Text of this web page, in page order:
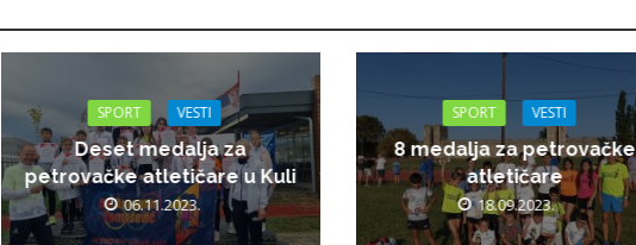
SPORT VESTI
Deset medalja za
petrovačke atletičare u Kuli
06.11.2023.
SPORT VESTI
8 medalja za petrovačke
atletičare
18.09.2023.